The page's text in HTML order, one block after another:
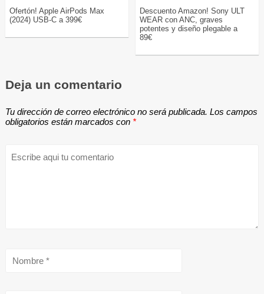
Ofertón! Apple AirPods Max
(2024) USB-C a 399€
Descuento Amazon! Sony ULT
WEAR con ANC, graves
potentes y diseño plegable a
89€
Deja un comentario
Tu dirección de correo electrónico no será publicada. Los campos
obligatorios están marcados con *